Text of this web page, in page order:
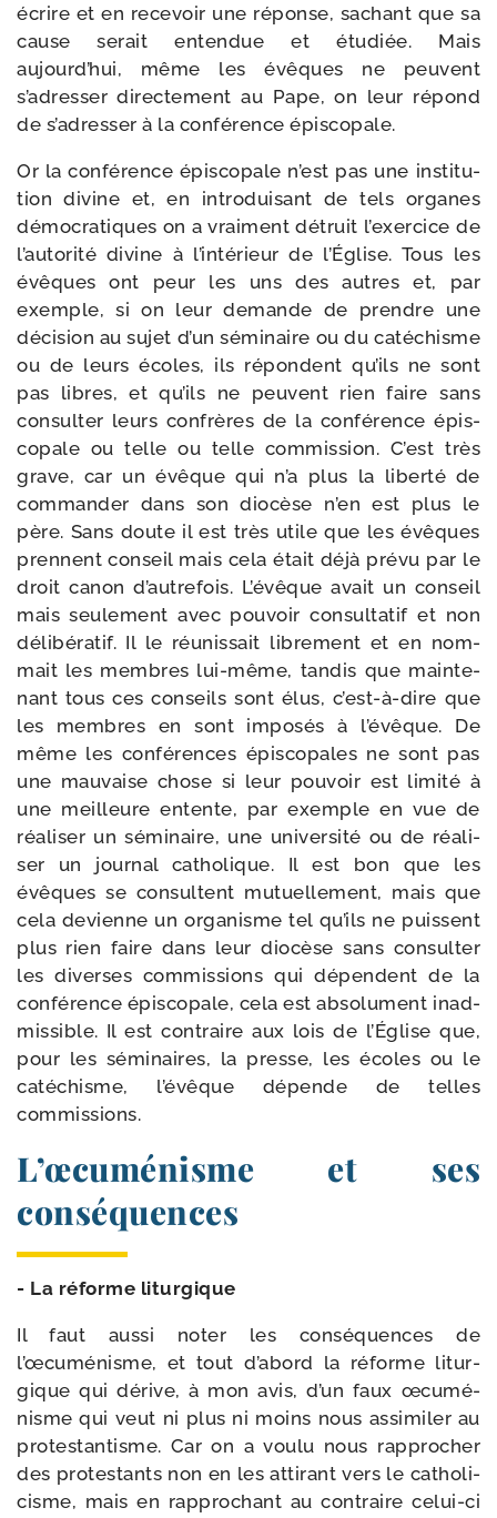
écrire et en rece­voir une réponse, sachant que sa
cause serait enten­due et étu­diée. Mais
aujourd’hui, même les évêques ne peuvent
s’adresser direc­te­ment au Pape, on leur répond
de s’adresser à la confé­rence épiscopale.
Or la confé­rence épis­co­pale n’est pas une ins­ti­tu­
tion divine et, en intro­dui­sant de tels organes
démo­cra­tiques on a vrai­ment détruit l’exercice de
l’autorité divine à l’intérieur de l’Église. Tous les
évêques ont peur les uns des autres et, par
exemple, si on leur demande de prendre une
déci­sion au sujet d’un sémi­naire ou du caté­chisme
ou de leurs écoles, ils répondent qu’ils ne sont
pas libres, et qu’ils ne peuvent rien faire sans
consul­ter leurs confrères de la confé­rence épis­
co­pale ou telle ou telle com­mis­sion. C’est très
grave, car un évêque qui n’a plus la liber­té de
com­man­der dans son dio­cèse n’en est plus le
père. Sans doute il est très utile que les évêques
prennent conseil mais cela était déjà pré­vu par le
droit canon d’autrefois. L’évêque avait un conseil
mais seule­ment avec pou­voir consul­ta­tif et non
déli­bé­ra­tif. Il le réunis­sait libre­ment et en nom­
mait les membres lui-​même, tan­dis que main­te­
nant tous ces conseils sont élus, c’est-à-dire que
les membres en sont impo­sés à l’évêque. De
même les confé­rences épis­co­pales ne sont pas
une mau­vaise chose si leur pou­voir est limi­té à
une meilleure entente, par exemple en vue de
réa­li­ser un sémi­naire, une uni­ver­si­té ou de réa­li­
ser un jour­nal catho­lique. Il est bon que les
évêques se consultent mutuel­le­ment, mais que
cela devienne un orga­nisme tel qu’ils ne puissent
plus rien faire dans leur dio­cèse sans consul­ter
les diverses com­mis­sions qui dépendent de la
confé­rence épis­co­pale, cela est abso­lu­ment inad­
mis­sible. Il est contraire aux lois de l’Église que,
pour les sémi­naires, la presse, les écoles ou le
caté­chisme, l’évêque dépende de telles
commissions.
L’œcuménisme et ses
conséquences
- La réforme liturgique
Il faut aus­si noter les consé­quences de
l’œcuménisme, et tout d’abord la réforme litur­
gique qui dérive, à mon avis, d’un faux œcu­mé­
nisme qui veut ni plus ni moins nous assi­mi­ler au
pro­tes­tan­tisme. Car on a vou­lu nous rap­pro­cher
des pro­tes­tants non en les atti­rant vers le catho­li­
cisme, mais en rap­pro­chant au contraire celui-​ci